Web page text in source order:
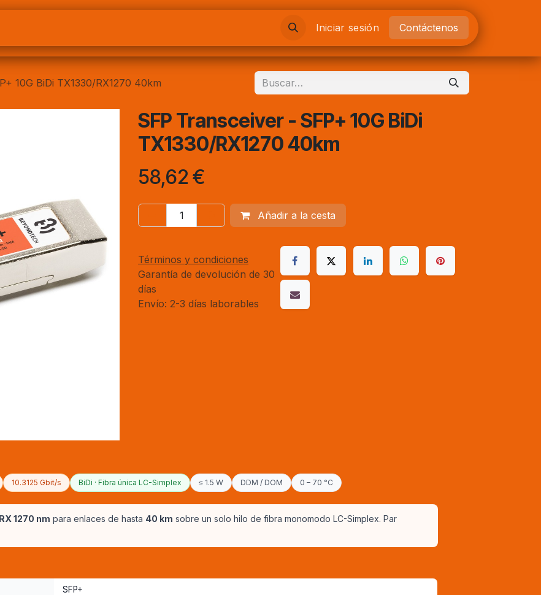
Iniciar sesión Contáctenos
10G BiDi TX1330/RX1270 40km
SFP Transceiver - SFP+ 10G BiDi
TX1330/RX1270 40km
58,62 €
Añadir a la cesta
Términos y condiciones
Garantía de devolución de 30
días
Envío: 2-3 días laborables
10.3125 Gbit/s BiDi · Fibra única LC-Simplex ≤ 1.5 W DDM / DOM 0 – 70 °C
1270 nm para enlaces de hasta 40 km sobre un solo hilo de fibra monomodo LC-Simplex. Par
SFP+